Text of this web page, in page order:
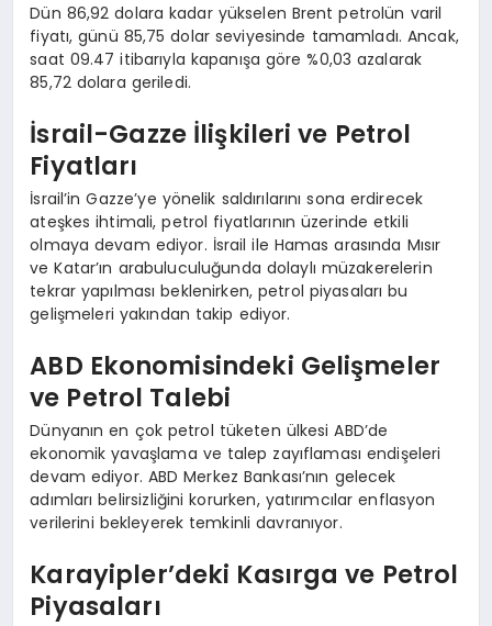
Dün 86,92 dolara kadar yükselen Brent petrolün varil
fiyatı, günü 85,75 dolar seviyesinde tamamladı. Ancak,
saat 09.47 itibarıyla kapanışa göre %0,03 azalarak
85,72 dolara geriledi.
İsrail-Gazze İlişkileri ve Petrol
Fiyatları
İsrail’in Gazze’ye yönelik saldırılarını sona erdirecek
ateşkes ihtimali, petrol fiyatlarının üzerinde etkili
olmaya devam ediyor. İsrail ile Hamas arasında Mısır
ve Katar’ın arabuluculuğunda dolaylı müzakerelerin
tekrar yapılması beklenirken, petrol piyasaları bu
gelişmeleri yakından takip ediyor.
ABD Ekonomisindeki Gelişmeler
ve Petrol Talebi
Dünyanın en çok petrol tüketen ülkesi ABD’de
ekonomik yavaşlama ve talep zayıflaması endişeleri
devam ediyor. ABD Merkez Bankası’nın gelecek
adımları belirsizliğini korurken, yatırımcılar enflasyon
verilerini bekleyerek temkinli davranıyor.
Karayipler’deki Kasırga ve Petrol
Piyasaları